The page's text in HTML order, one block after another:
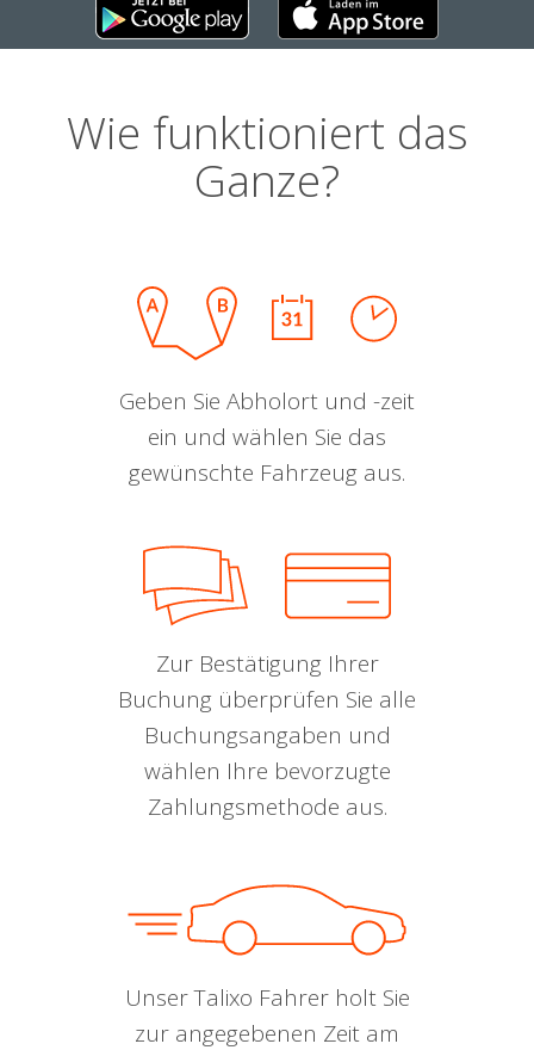
Wie funktioniert das
Ganze?
Geben Sie Abholort und -zeit
ein und wählen Sie das
gewünschte Fahrzeug aus.
Zur Bestätigung Ihrer
Buchung überprüfen Sie alle
Buchungsangaben und
wählen Ihre bevorzugte
Zahlungsmethode aus.
Unser Talixo Fahrer holt Sie
zur angegebenen Zeit am